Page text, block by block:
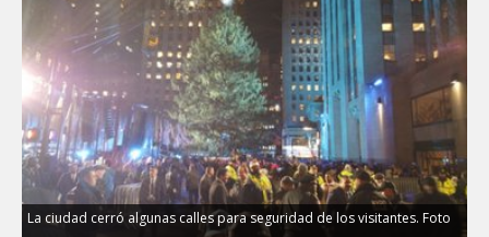
La ciudad cerró algunas calles para seguridad de los visitantes. Foto